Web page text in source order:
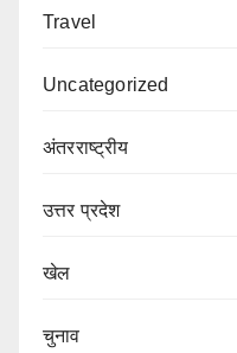
Travel
Uncategorized
अंतरराष्ट्रीय
उत्तर प्रदेश
खेल
चुनाव